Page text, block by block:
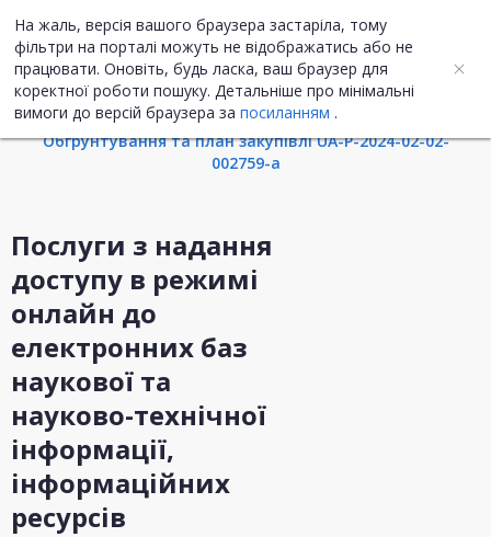
На жаль, версія вашого браузера застаріла, тому
фільтри на порталі можуть не відображатись або не
працювати. Оновіть, будь ласка, ваш браузер для
коректної роботи пошуку. Детальніше про мінімальні
вимоги до версій браузера за посиланням .
UA ENG
Інформація про закупівлю
Обгрунтування та план закупівлі UA-P-2024-02-02-
002759-a
Послуги з надання
доступу в режимі
онлайн до
електронних баз
наукової та
науково-технічної
інформації,
інформаційних
ресурсів